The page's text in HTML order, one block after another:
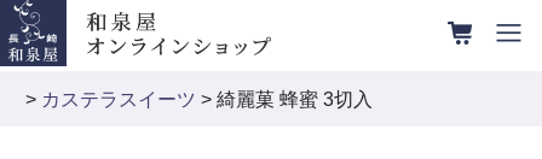
> カステラスイーツ > 綺麗菓 蜂蜜 3切入